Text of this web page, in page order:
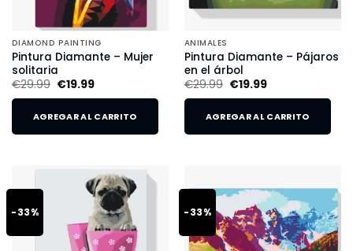
DIAMOND PAINTING
Pintura Diamante – Mujer
solitaria
€29.99 €19.99
AGREGAR AL CARRITO
ANIMALES
Pintura Diamante – Pájaros
en el árbol
€29.99 €19.99
AGREGAR AL CARRITO
-33% -33%